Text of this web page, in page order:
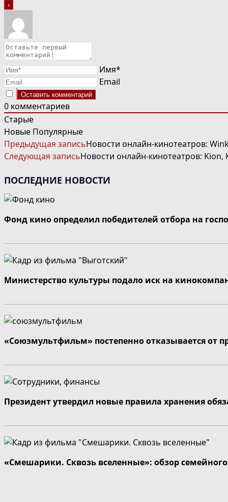
Имя*
Email
0 комментариев
Старые
Новые Популярные
ЧИТАТЬ
ДАЛЕЕ
СТАТЬИ
Предыдущая записьНовости онлайн-кинотеатров:
Следующая записьНовости онлайн-кинотеатров: Kion,
ПОСЛЕДНИЕ НОВОСТИ
Фонд кино определил победителей отбора на
Министерство культуры подало иск на
«Союзмультфильм» постепенно отказывается от
Президент утвердил новые правила хранения
«Смешарики. Сквозь вселенные»: обзор